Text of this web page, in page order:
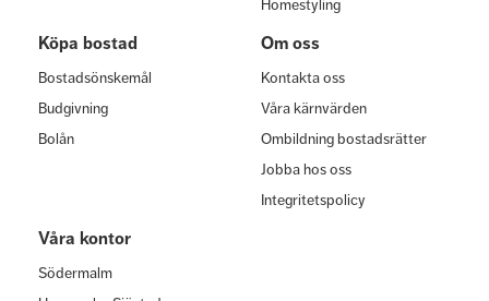
Homestyling
Köpa bostad
Bostadsönskemål
Budgivning
Bolån
Om oss
Kontakta oss
Våra kärnvärden
Ombildning bostadsrätter
Jobba hos oss
Integritetspolicy
Våra kontor
Södermalm